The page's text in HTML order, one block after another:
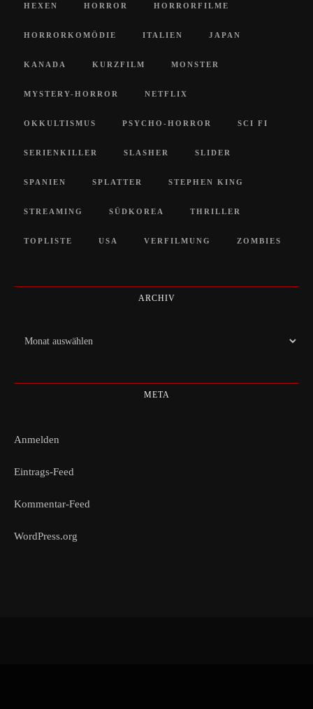
HEXEN HORROR HORRORFILME
HORRORKOMÖDIE ITALIEN JAPAN
KANADA KURZFILM MONSTER
MYSTERY-HORROR NETFLIX
OKKULTISMUS PSYCHO-HORROR SCI FI
SERIENKILLER SLASHER SLIDER
SPANIEN SPLATTER STEPHEN KING
STREAMING SÜDKOREA THRILLER
TOPLISTE USA VERFILMUNG ZOMBIES
ARCHIV
Archiv
META
Anmelden
Eintrags-Feed
Kommentar-Feed
WordPress.org